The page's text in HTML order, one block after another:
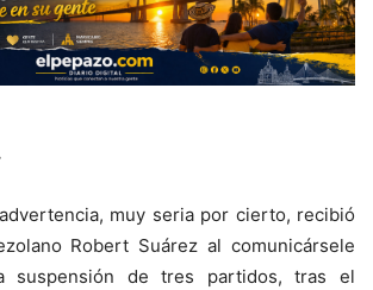
muy seria por cierto, recibió
Robert Suárez al comunicársele
suspensión de tres partidos, tras el